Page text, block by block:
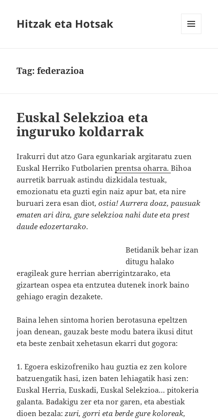
Hitzak eta Hotsak
Tag:federazioa
Euskal Selekzioa eta
inguruko koldarrak
Irakurri dut atzo Gara egunkariak argitaratu zuen
Euskal Herriko Futbolarienprentsa oharra.Bihoa
aurretik barruak astindu dizkidala testuak,
emozionatu eta guzti egin naiz apur bat, eta nire
buruari zera esan diot,ostia! Aurrera doaz, pausuak
ematen ari dira, gure selekzioa nahi dute eta prest
daude edozertarako.
Betidanik behar izan
ditugu halako
eragileak gure herrian aberrigintzarako, eta
gizartean ospea eta entzutea dutenek inork baino
gehiago eragin dezakete.
Baina lehen sintoma horien berotasuna epeltzen
joan denean, gauzak beste modu batera ikusi ditut
eta beste zenbait xehetasun ekarri dut gogora:
1. Egoera eskizofreniko hau guztia ez zen kolore
batzuengatik hasi, izen baten lehiagatik hasi zen:
Euskal Herria, Euskadi, Euskal Selekzioa… pitokeria
galanta. Badakigu zer eta nor garen, eta abestiak
dioen bezala:zuri, gorri eta berde gure koloreak,